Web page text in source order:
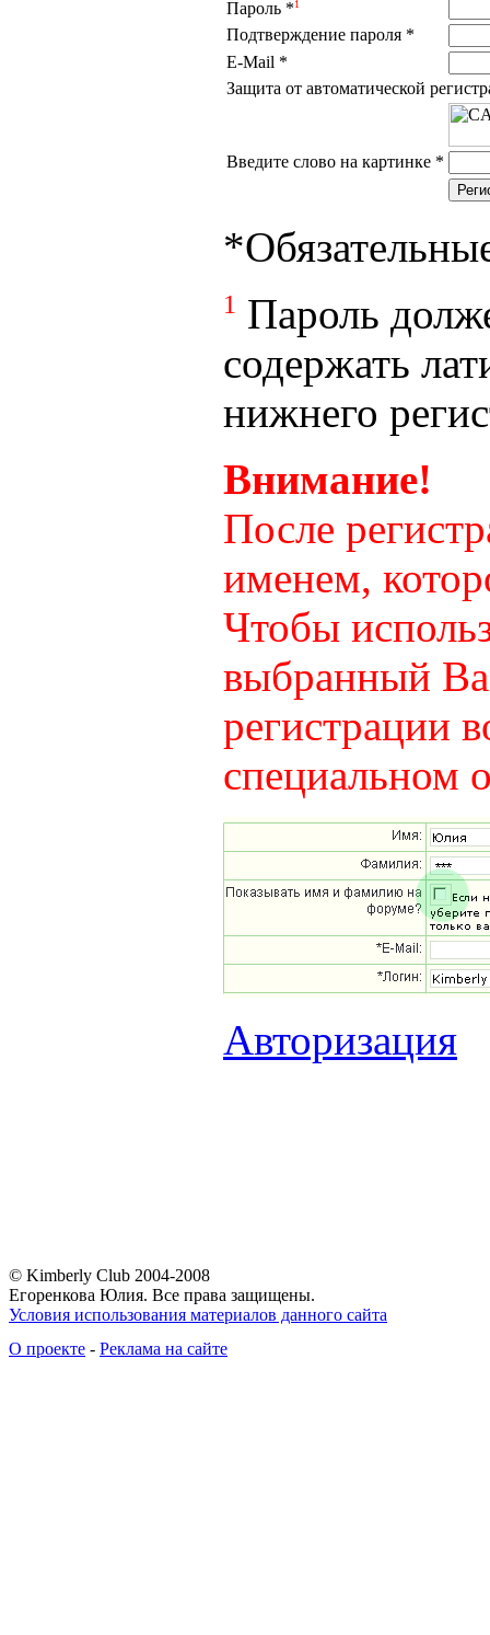
Пароль *1
Подтверждение пароля *
E-Mail *
Защита от автоматической
Введите слово на картинке *
*
1 Пароль
содержать
нижнего
Внимание!
После
именем,
Чтобы
выбранный
регистрации
специальном
Авторизация
© Kimberly Club 2004-2008
Егоренкова Юлия. Все права защищены.
Условия использования материалов данного сайта
О проекте - Реклама на сайте